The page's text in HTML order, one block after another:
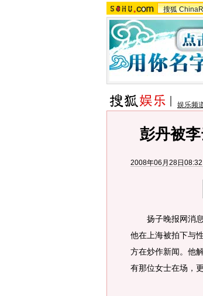
搜狐
娱乐频
彭丹被
2008年06月28日08:32
扬子晚报网消息
他在上海被拍下与
方在炒作新闻。他
有那位女士在场，